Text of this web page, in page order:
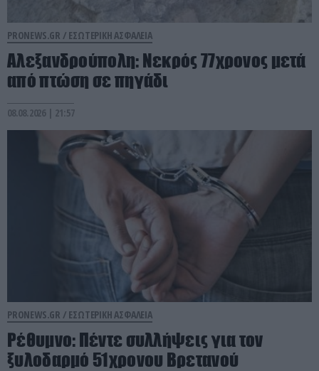
PRONEWS.GR / ΕΣΩΤΕΡΙΚΗ ΑΣΦΑΛΕΙΑ
Αλεξανδρούπολη: Νεκρός 77χρονος μετά
από πτώση σε πηγάδι
08.08.2026 | 21:57
PRONEWS.GR / ΕΣΩΤΕΡΙΚΗ ΑΣΦΑΛΕΙΑ
Ρέθυμνο: Πέντε συλλήψεις για τον
ξυλοδαρμό 51χρονου Βρετανού